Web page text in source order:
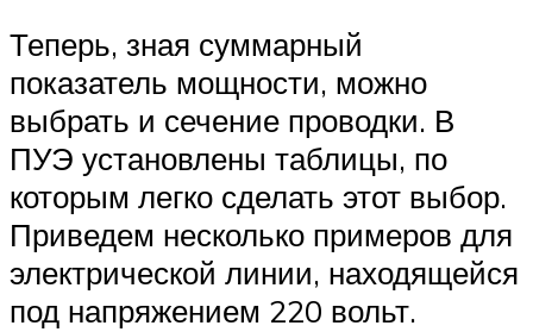
Теперь, зная суммарный
показатель мощности, можно
выбрать и сечение проводки. В
ПУЭ установлены таблицы, по
которым легко сделать этот выбор.
Приведем несколько примеров для
электрической линии, находящейся
под напряжением 220 вольт.